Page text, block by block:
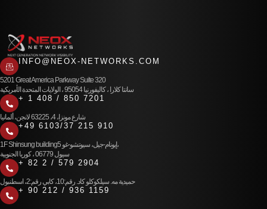
INFO@NEOX-NETWORKS.COM
5201 Great America Parkway Suite 320
سانتا كلارا ، كاليفورنيا 95054 ، الولايات المتحدة الأمريكية
+ 1 408 / 850 7201
شارع مونزا، 4، 63225 لانجن، ألمانيا
+49 6103/37 215 910
1F Shinsung building5 إيونام-جيل، سيوتشو-غو،
سيول 06779 ، كوريا الجنوبية
+ 82 2 / 579 2904
حميدية مه. سيلكوكلو كاد. رقم:10، كابي رقم:2، اسطنبول
+ 90 212 / 936 1159